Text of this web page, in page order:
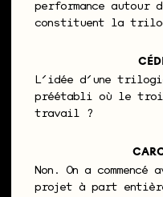
performance autour
constituent la
L’idée d’une
préétabli où le
travail ?
Non. On a commencé
projet à part